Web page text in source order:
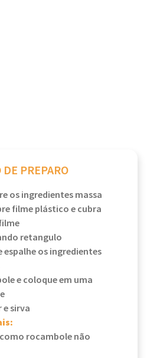
DE PREPARO
os ingredientes massa
filme plástico e cubra
retangulo
espalhe os ingredientes
e coloque em uma
e sirva
rocambole não